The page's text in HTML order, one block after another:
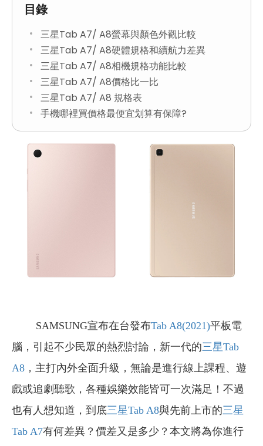
目錄
三星Tab A7/ A8螢幕與顏色外觀比較
三星Tab A7/ A8硬體規格和續航力差異
三星Tab A7/ A8相機規格功能比較
三星Tab A7/ A8價格比一比
三星Tab A7/ A8 規格表
手機哪裡買價格最便宜划算有保障?
SAMSUNG宣布在台發布Tab A8(2021)平板電
腦，引起不少民眾的熱烈討論，新一代的三星Tab
A8 ，主打內外全面升級，無論是進行線上課程、遊
戲或追劇聽歌，各種娛樂效能皆可一次滿足！不過
也有人想知道，到底三星Tab A8與先前上市的三星
Tab A7有何差異？價差又是多少？本文將為你進行